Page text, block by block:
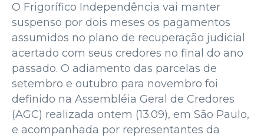
O Frigorífico Independência vai manter
suspenso por dois meses os pagamentos
assumidos no plano de recuperação judicial
acertado com seus credores no final do ano
passado. O adiamento das parcelas de
setembro e outubro para novembro foi
definido na Assembléia Geral de Credores
(AGC) realizada ontem (13.09), em São Paulo,
e acompanhada por representantes da